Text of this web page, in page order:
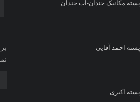
پسته مکانیک خندان-آب خندان
پسته احمد آقایی
پسته اکبری